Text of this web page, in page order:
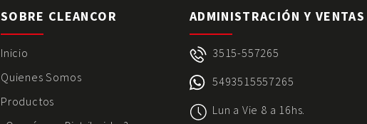
SOBRE CLEANCOR
Inicio
Quienes Somos
Productos
ADMINISTRACIÓN Y VENTAS
3515-557265
5493515557265
Lun a Vie 8 a 16hs.